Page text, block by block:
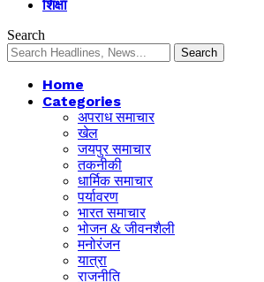
शिक्षा
Search
Home
Categories
अपराध समाचार
खेल
जयपुर समाचार
तकनीकी
धार्मिक समाचार
पर्यावरण
भारत समाचार
भोजन & जीवनशैली
मनोरंजन
यात्रा
राजनीति